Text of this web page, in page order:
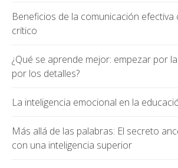
Beneficios de la comunicación
crítico
¿Qué se aprende mejor: empezar por
por los detalles?
La inteligencia emocional en la
Más allá de las palabras: El secreto
con una inteligencia superior